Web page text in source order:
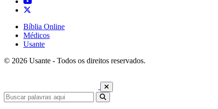
Bíblia Online
Médicos
Usante
© 2026 Usante - Todos os direitos reservados.